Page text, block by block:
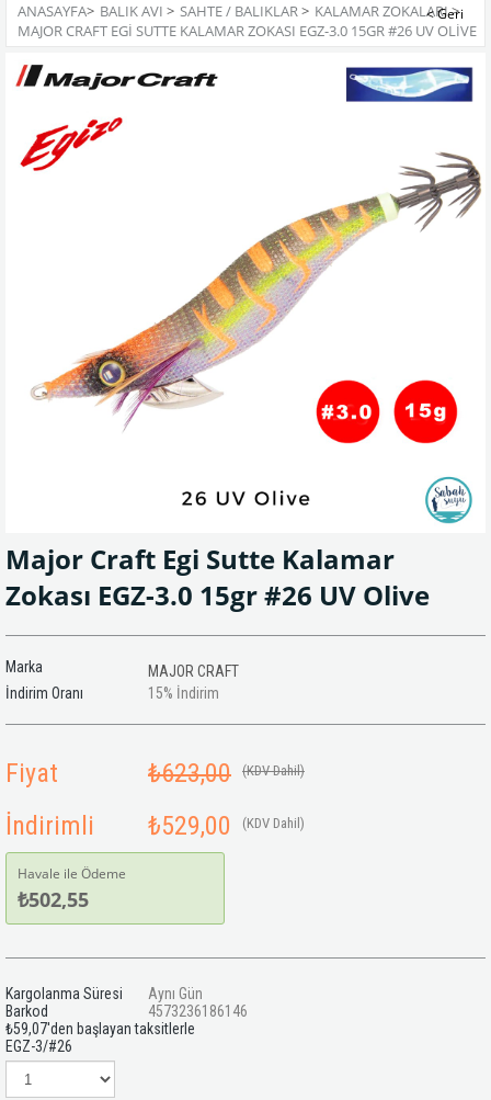
ANASAYFA> BALIK AVI > SAHTE / BALIKLAR> KALAMAR ZOKALARI>
MAJOR CRAFT EGI SUTTE KALAMAR ZOKASI EGZ-3.0 15GR #26 UV OLIVE
Major Craft Egi Sutte Kalamar
Zokası EGZ-3.0 15gr #26 UV Olive
Marka
MAJOR CRAFT
İndirim Oranı
%
15 İndirim
Fiyat ₺623,00 (KDV Dahil)
İndirimli ₺529,00 (KDV Dahil)
Havale ile Ödeme
₺502,55
Kargolanma Süresi
Aynı Gün
Barkod
4573236186146
₺59,07'den başlayan taksitlerle
EGZ-3/#26